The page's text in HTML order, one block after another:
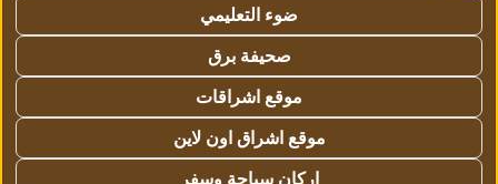
ضوء التعليمي
صحيفة برق
موقع اشراقات
موقع اشراق اون لاين
اركان سياحة وسفر